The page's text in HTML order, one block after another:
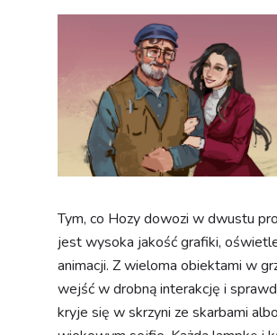
Tym, co Hozy dowozi w dwustu
jest wysoka jakość grafiki,
animacji. Z wieloma obiektami w
wejść w drobną interakcję i
wiekowym sejfie. Każdą lampkę i
świecę można włączyć bądź zapalić,
cieszyć się jej oryginalnym blaskiem
kolorystyką. Kiedy otworzymy okno,
dostrzeżemy, jak wiatr przywiewa
rozmyte pyłki kurzu. Kiedy